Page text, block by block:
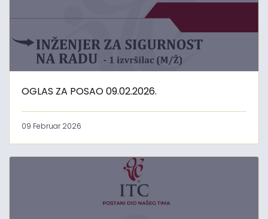
OGLAS ZA POSAO 09.02.2026.
09 Februar 2026